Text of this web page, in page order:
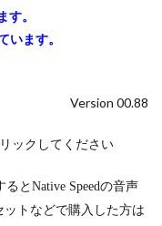
。
います。
Version 00.88
ックしてください
とNative Speedの音声
トなどで購入した方は